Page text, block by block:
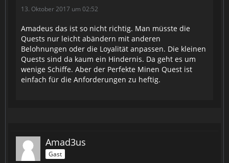
13. Oktober 2017 um 02:52
Amadeus das ist so nicht richtig. Man müsste die
Quests nur leicht abändern mit anderen
Belohnungen oder die Loyalität anpassen. Die kleinen
Quests sind da kaum ein Hindernis. Da geht es um
wenige Schiffe. Aber der Perfekte Minen Quest ist
einfach für die Anforderungen zu heftig.
Amad3us
Gast